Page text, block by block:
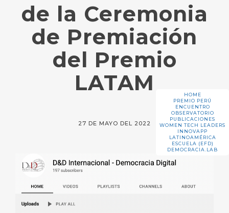
HOME
PREMIO PERÚ
ENCUENTRO
OBSERVATORIO
PUBLICACIONES
WOMEN TECH LEADERS
INNOVAPP
LATINOAMÉRICA
ESCUELA (EFD)
DEMOCRACIA.LAB
de la Ceremonia
de Premiación
del Premio
LATAM
27 DE MAYO DEL 2022